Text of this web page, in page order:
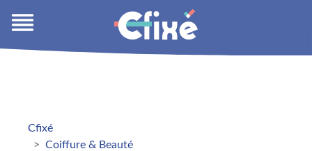
Cfixé
Coiffure & Beauté